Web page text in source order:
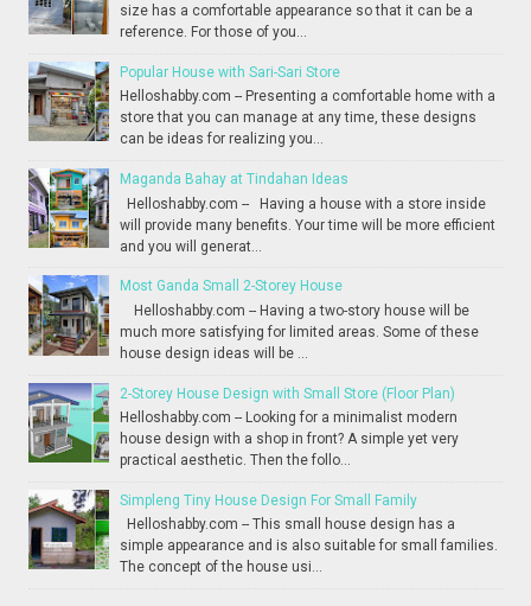
size has a comfortable appearance so that it can be a
reference. For those of you...
Popular House with Sari-Sari Store
Helloshabby.com -- Presenting a comfortable home with a
store that you can manage at any time, these designs
can be ideas for realizing you...
Maganda Bahay at Tindahan Ideas
Helloshabby.com -- Having a house with a store inside
will provide many benefits. Your time will be more efficient
and you will generat...
Most Ganda Small 2-Storey House
Helloshabby.com -- Having a two-story house will be
much more satisfying for limited areas. Some of these
house design ideas will be ...
2-Storey House Design with Small Store (Floor Plan)
Helloshabby.com -- Looking for a minimalist modern
house design with a shop in front? A simple yet very
practical aesthetic. Then the follo...
Simpleng Tiny House Design For Small Family
Helloshabby.com -- This small house design has a
simple appearance and is also suitable for small families.
The concept of the house usi...